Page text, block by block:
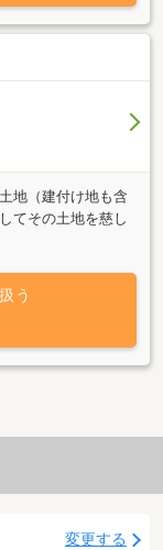
地（建付け地も含
てその土地を慈し
かな人とのご縁を
う
変更する